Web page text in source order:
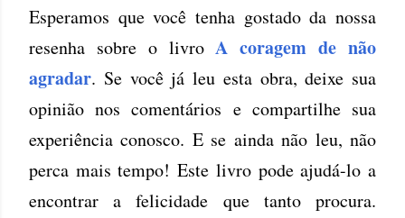
Esperamos que você tenha gostado da nossa
resenha sobre o livroA coragem de não
agradar. Se você já leu esta obra, deixe sua
opinião nos comentários e compartilhe sua
experiência conosco. E se ainda não leu, não
perca mais tempo! Este livro pode ajudá-lo a
encontrar a felicidade que tanto procura.